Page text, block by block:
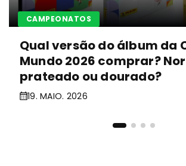
CAMPEONATOS
Qual versão do álbum da
Mundo 2026 comprar?
prateado ou dourado?
19. MAIO. 2026